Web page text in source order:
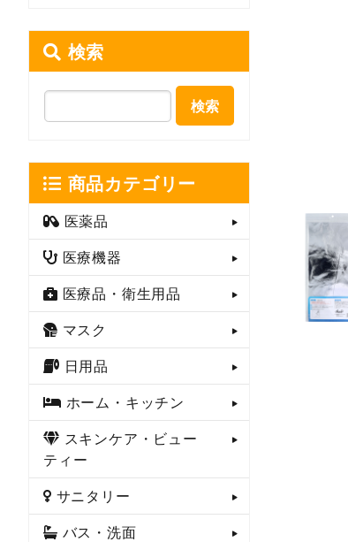
検索
検索
商品カテゴリー
医薬品
医療機器
医療品・衛生用品
マスク
日用品
ホーム・キッチン
スキンケア・ビュー
ティー
サニタリー
バス・洗面